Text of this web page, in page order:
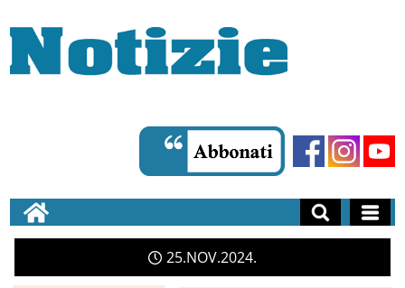
25 NOV2024